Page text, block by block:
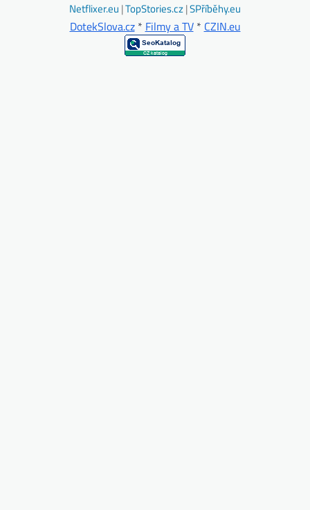
Netflixer.eu |TopStories.cz|SPříběhy.eu
DotekSlova.cz* Filmy a TV* CZIN.eu